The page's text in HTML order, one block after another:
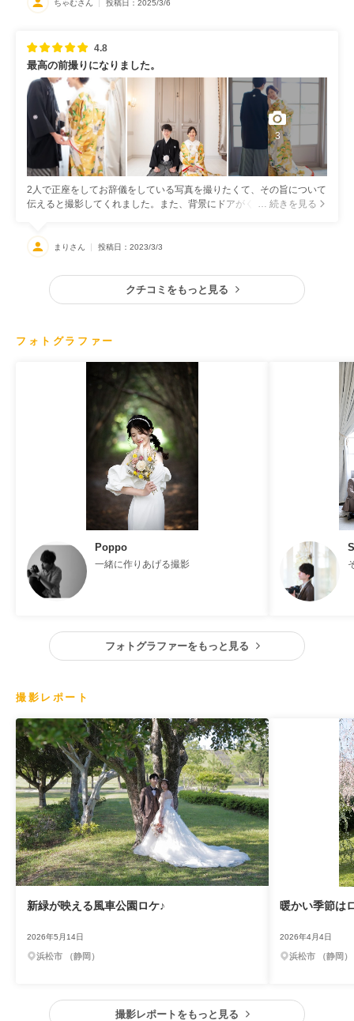
ように見えたため、特に違和感は感じませんでした。構図も文字入れ
がしやすいように余白が大きかったり、同じシーンでも縦と横で撮影
されているものがあって、とても納品後の使い勝手が良かったです。
ちゃむさん 投稿日：2025/3/6
4.8
最高の前撮りになりました。
3
2人で正座をしてお辞儀をしている写真を撮りたくて、その旨について
伝えると撮影してくれました。また、背景にドアがくる写真の中に、
ており、全て写り込みなどのない状態にしてくれていたのが素晴らし
影スタッフの方が色んなポーズを提案してくれて、たくさんの種類の
… 続きを見る
まりさん 投稿日：2023/3/3
クチコミをもっと見る
フォトグラファー
Poppo
一緒に作りあげる撮影
フォトグラファーをもっと見る
撮影レポート
新緑が映える風車公園ロケ♪
2026年5月14日
浜松市 （静岡）
暖かい季節は
2026年4月4日
浜松市 （静岡）
撮影レポートをもっと見る